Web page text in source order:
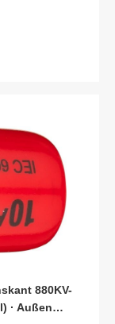
880KV-
· Außen